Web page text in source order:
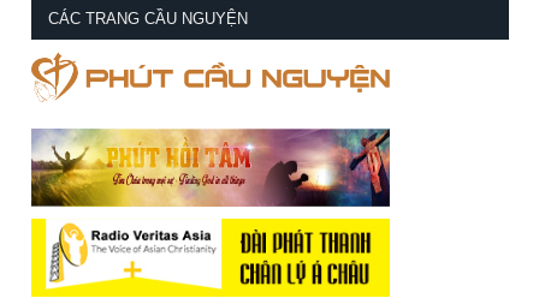
CÁC TRANG CẦU NGUYỆN